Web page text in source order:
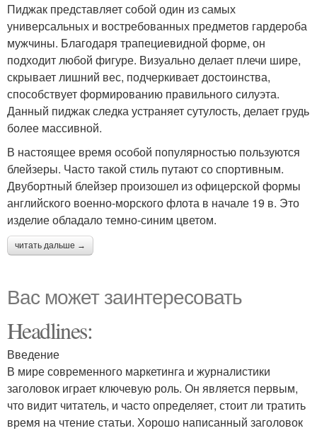
Пиджак представляет собой один из самых
универсальных и востребованных предметов гардероба
мужчины. Благодаря трапециевидной форме, он
подходит любой фигуре. Визуально делает плечи шире,
скрывает лишний вес, подчеркивает достоинства,
способствует формированию правильного силуэта.
Данный пиджак следка устраняет сутулость, делает грудь
более массивной.
В настоящее время особой популярностью пользуются
блейзеры. Часто такой стиль путают со спортивным.
Двубортный блейзер произошел из офицерской формы
английского военно-морского флота в начале 19 в. Это
изделие обладало темно-синим цветом.
читать дальше →
Вас может заинтересовать
Headlines:
Введение
В мире современного маркетинга и журналистики
заголовок играет ключевую роль. Он является первым,
что видит читатель, и часто определяет, стоит ли тратить
время на чтение статьи. Хорошо написанный заголовок